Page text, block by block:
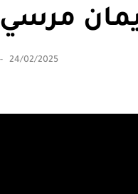
مرسي
24/02/2025